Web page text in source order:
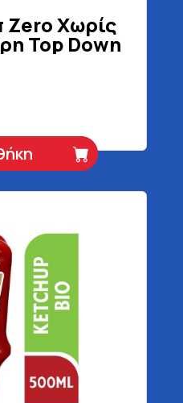
Zero Χωρίς
Top Down